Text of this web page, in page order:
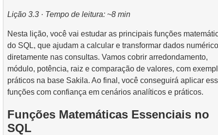
6. CROSS JOIN - O Produto Cartesiano
7.SELF JOIN - Unindo uma Tabela a si Mesma
8. Cenários e Técnicas Práticas de JOIN
9.Algoritmos de Junção
10.Operações sobre conjuntos de dados
4.Como os Índices B-tree Funcionam
dados
Encontrar a Ocupação de Voo por Tarifa
3. Mapa de Assentos da Aeronave
Lição 3.3 · Tempo de leitura: ~8 min
Nesta lição, você vai estudar as principais funções
do SQL, que ajudam a calcular e transformar dados
diretamente nas consultas. Vamos cobrir arredondamento,
módulo, potência, raiz e comparação de valores, com
práticos na base Sakila. Ao final, você conseguirá aplicar
funções com confiança em cenários analíticos e práticos.
Funções Matemáticas Essenciais no
SQL